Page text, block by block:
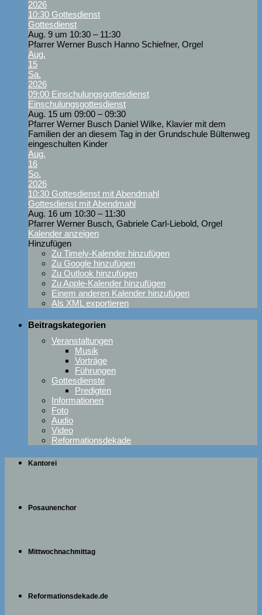
2026
10:30 Gottesdienst
Gottesdienst
Aug. 9 um 10:30 – 11:30
Pfarrer Werner Busch Hanno Schiefner, Orgel
Aug.
15
Sa.
2026
09:00 Einschulungsgottesdienst
Einschulungsgottesdienst
Aug. 15 um 09:00 – 09:30
Pfarrer Werner Busch Daniel Wilke, Klavier mit dem
Familien der an diesem Tag in der Grundschule Bültenweg
eingeschulten Kinder
Aug.
16
So.
2026
10:30 Gottesdienst mit Abendmahl
Gottesdienst mit Abendmahl
Aug. 16 um 10:30 – 11:30
Pfarrer Werner Busch, Gabriele Carl-Liebold, Orgel
Kalender anzeigen
Hinzufügen
Zu Timely-Kalender hinzufügen
Zu Google hinzufügen
Zu Outlook hinzufügen
Zu Apple-Kalender hinzufügen
Einem anderen Kalender hinzufügen
Als XML exportieren
Beitragskategorien
Veranstaltungen
Musik
Vorträge
Führungen
Gottesdienste
Predigten
Informationen
Foto
Audio
Video
Reformationsdekade
Kantorei
Posaunenchor
Mittwochnachmittag
Reformationsdekade.de